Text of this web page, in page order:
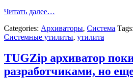
Читать далее…
Categories: Архиваторы, Система Tags:
Системные утилиты, утилита
TUGZip архиватор
разработчиками, но